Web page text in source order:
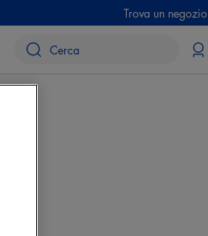
Trova un negozio
(cm)